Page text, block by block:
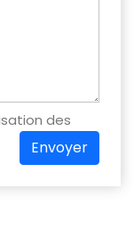
des
Envoyer